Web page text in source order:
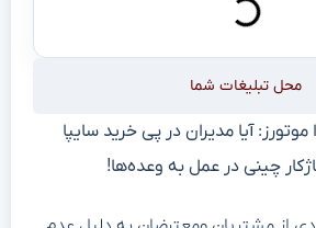
محل تبلیغات شما
آیا مدیران در پی خرید سایپا
چینی در عمل به وعده‌ها!